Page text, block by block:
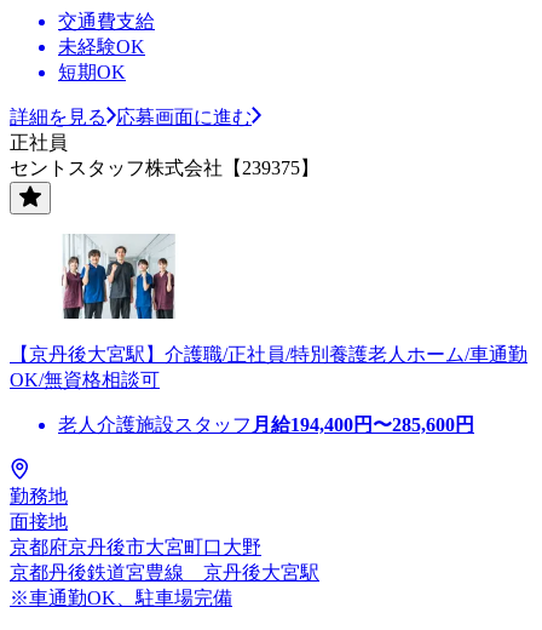
交通費支給
未経験OK
短期OK
詳細を見る
応募画面に進む
正社員
セントスタッフ株式会社【239375】
【京丹後大宮駅】介護職/正社員/特別養護老人ホーム/車通勤
OK/無資格相談可
老人介護施設スタッフ 月給194,400円〜285,600円
勤務地
面接地
京都府京丹後市大宮町口大野
京都丹後鉄道宮豊線 京丹後大宮駅
※車通勤OK、駐車場完備